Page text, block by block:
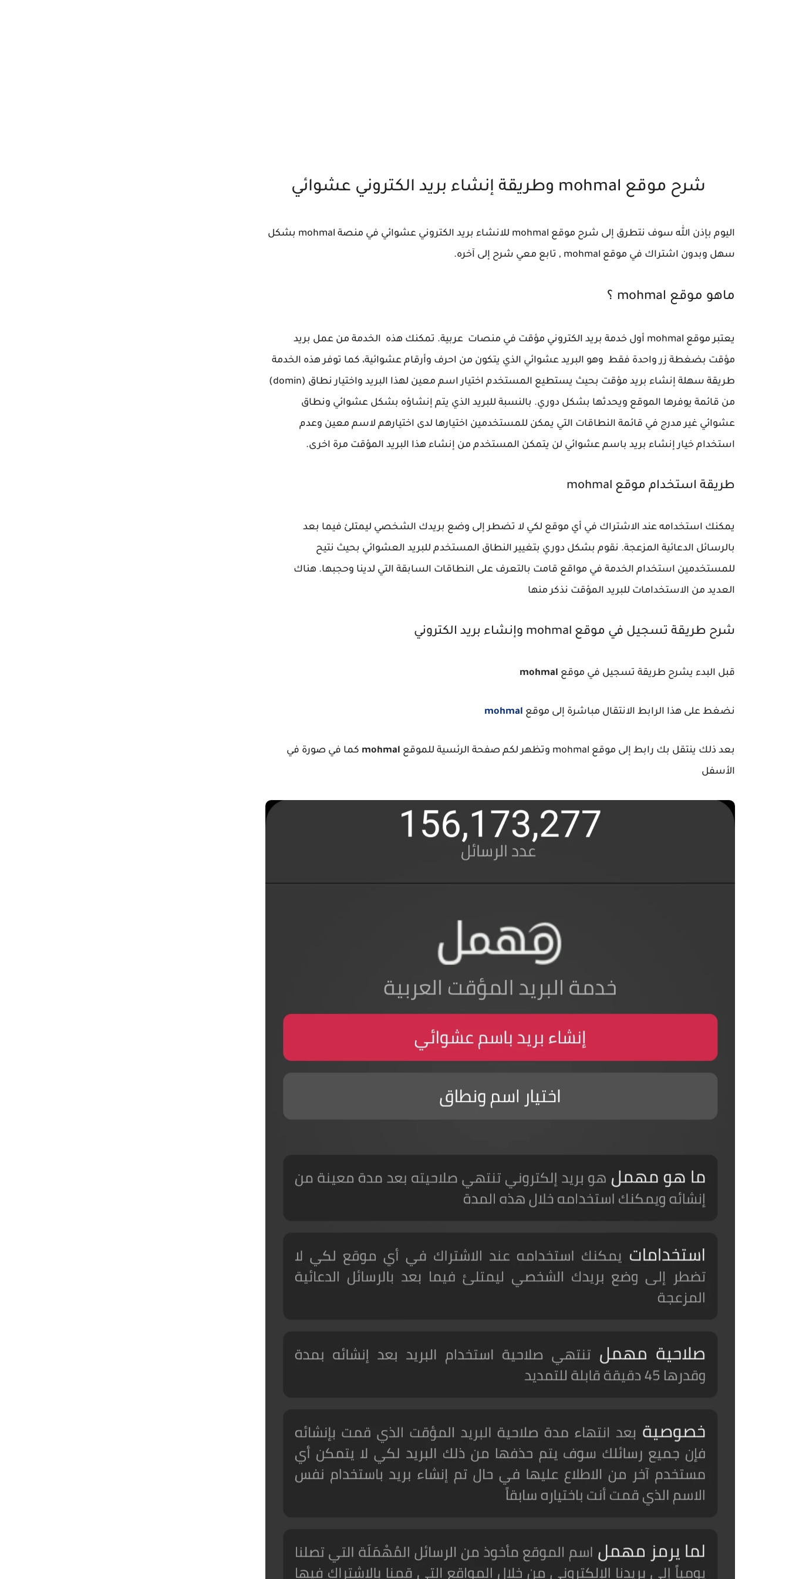
شرح موقع mohmal وطريقة إنشاء بريد الكتروني عشوائي
اليوم بإذن الله سوف نتطرق إلى شرح موقع mohmal للانشاء بريد الكتروني عشوائي في منصة mohmal بشكل
سهل وبدون اشتراك في موقع mohmal , تابع معي شرح إلى آخره.
ماهو موقع mohmal ؟
يعتبر موقع mohmal أول خدمة بريد الكتروني مؤقت في منصات عربية. تمكنك هذه الخدمة من عمل بريد
مؤقت بضغطة زر واحدة فقط وهو البريد عشوائي الذي يتكون من احرف وأرقام عشوائية، كما توفر هذه الخدمة
طريقة سهلة إنشاء بريد مؤقت بحيث يستطيع المستخدم اختيار اسم معين لهذا البريد واختيار نطاق (domin)
من قائمة يوفرها الموقع ويحدثها بشكل دوري. بالنسبة للبريد الذي يتم إنشاؤه بشكل عشوائي ونطاق
عشوائي غير مدرج في قائمة النطاقات التي يمكن للمستخدمين اختيارها لدى اختيارهم لاسم معين وعدم
استخدام خيار إنشاء بريد باسم عشوائي لن يتمكن المستخدم من إنشاء هذا البريد المؤقت مرة اخرى.
طريقة استخدام موقع mohmal
يمكنك استخدامه عند الاشتراك في أي موقع لكي لا تضطر إلى وضع بريدك الشخصي ليمتلئ فيما بعد
بالرسائل الدعائية المزعجة. نقوم بشكل دوري بتغيير النطاق المستخدم للبريد العشوائي بحيث نتيح
للمستخدمين استخدام الخدمة في مواقع قامت بالتعرف على النطاقات السابقة التي لدينا وحجبها. هناك
العديد من الاستخدامات للبريد المؤقت نذكر منها
شرح طريقة تسجيل في موقع mohmal وإنشاء بريد الكتروني
قبل البدء يشرح طريقة تسجيل في موقع mohmal
نضغط على هذا الرابط الانتقال مباشرة إلى موقع mohmal
بعد ذلك ينتقل بك رابط إلى موقع mohmal وتظهر لكم صفحة الرئسية للموقع mohmal كما في صورة في
الأسفل